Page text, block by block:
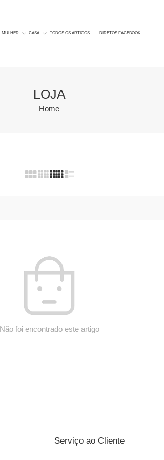
MULHER CASA TODOS OS ARTIGOS DIRETOS FACEBOOK
LOJA
Home
Não foi encontrado este artigo
Serviço ao Cliente